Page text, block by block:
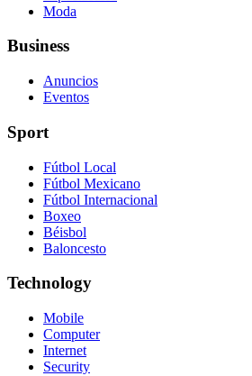
Moda
Business
Anuncios
Eventos
Sport
Fútbol Local
Fútbol Mexicano
Fútbol Internacional
Boxeo
Béisbol
Baloncesto
Technology
Mobile
Computer
Internet
Security